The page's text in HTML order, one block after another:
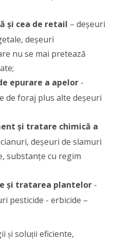
şi cea de retail – deşeuri
deşeuri
nu se mai pretează
epurare a apelor -
de foraj plus alte deşeuri
şi tratare chimică a
deşeuri de slamuri
substanţe cu regim
şi tratarea plantelor -
pesticide - erbicide –
și soluții eficiente,